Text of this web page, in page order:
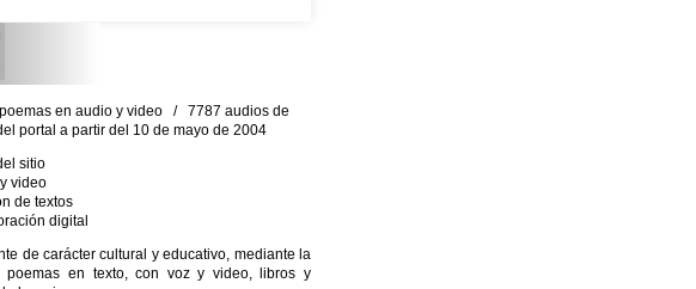
en audio y video / 7787 audios de
portal a partir del 10 de mayo de 2004
sitio
video
de textos
digital
de carácter cultural y educativo, mediante la
poemas en texto, con voz y video, libros y